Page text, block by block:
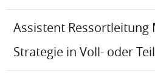
Assistent
Strategie in Voll- oder